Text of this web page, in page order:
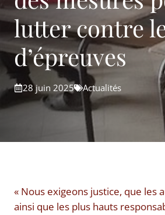
lutter contre
d’épreuves
28 juin 2025 Actualités
« Nous exigeons justice, que les
ainsi que les plus hauts